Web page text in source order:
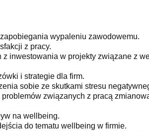
wypaleniu zawodowemu.
z pracy.
inwestowania w projekty związane z
i strategie dla firm.
sobie ze skutkami stresu
związanych z pracą
na wellbeing.
do tematu wellbeing w firmie.